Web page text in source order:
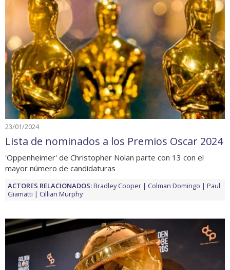
23/01/2024
Lista de nominados a los Premios Oscar 2024
'Oppenheimer' de Christopher Nolan parte con 13 con el
mayor número de candidaturas
ACTORES RELACIONADOS:Bradley Cooper Colman Domingo
Paul
Giamatti
Cillian Murphy